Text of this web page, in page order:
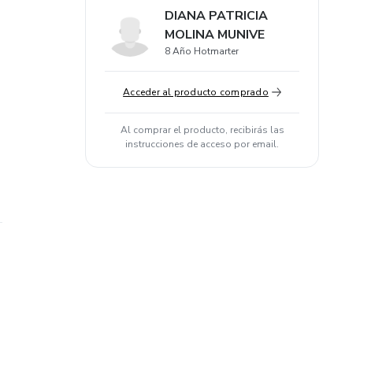
DIANA PATRICIA
MOLINA MUNIVE
8 Año Hotmarter
Acceder al producto comprado
Al comprar el producto, recibirás las
instrucciones de acceso por email.